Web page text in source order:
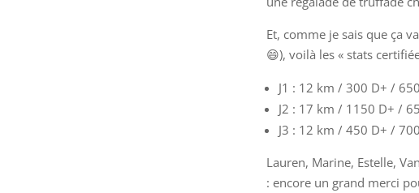
Et, comme je sais que ça
😄), voilà les « stats
J1 : 12 km / 300 D+ /
J2 : 17 km / 1150 D+ /
J3 : 12 km / 450 D+ /
Lauren, Marine, Estelle,
: encore un grand merci